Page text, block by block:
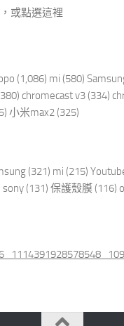
或點選這裡
(1,086) mi (580)
chromecast v3 (334)
小米max2 (325)
(321) mi (215)
sony (131) 保護殼膜 (116)